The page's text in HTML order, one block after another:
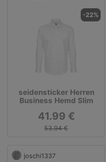
-22%
seidensticker Herren
Business Hemd Slim
41.99 €
53.94 €
joschi1337